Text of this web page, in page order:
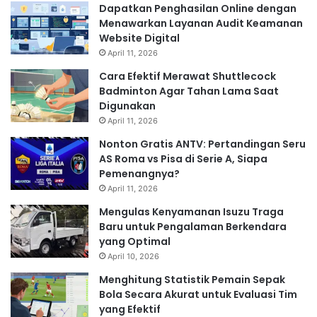
Dapatkan Penghasilan Online dengan
Menawarkan Layanan Audit Keamanan
Website Digital
April 11, 2026
Cara Efektif Merawat Shuttlecock
Badminton Agar Tahan Lama Saat
Digunakan
April 11, 2026
Nonton Gratis ANTV: Pertandingan Seru
AS Roma vs Pisa di Serie A, Siapa
Pemenangnya?
April 11, 2026
Mengulas Kenyamanan Isuzu Traga
Baru untuk Pengalaman Berkendara
yang Optimal
April 10, 2026
Menghitung Statistik Pemain Sepak
Bola Secara Akurat untuk Evaluasi Tim
yang Efektif